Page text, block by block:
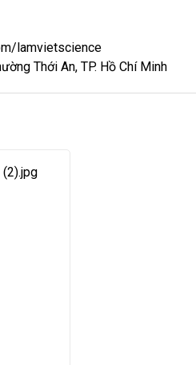
lamvietscience
Thới An, TP. Hồ Chí Minh